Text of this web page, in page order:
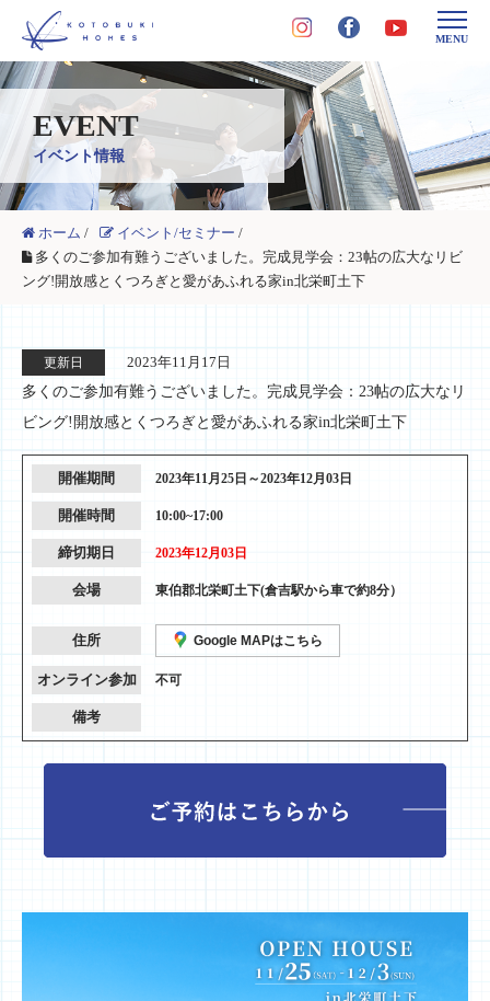
MENU
EVENT
イベント情報
ホーム / イベント/セミナー /
多くのご参加有難うございました。完成見学会：23帖の広大なリビ
ング!開放感とくつろぎと愛があふれる家in北栄町土下
更新日
2023年11月17日
多くのご参加有難うございました。完成見学会：23帖の広大なリ
ビング!開放感とくつろぎと愛があふれる家in北栄町土下
開催期間 2023年11月25日～2023年12月03日
開催時間 10:00~17:00
締切期日 2023年12月03日
会場 東伯郡北栄町土下(倉吉駅から車で約8分）
住所 Google MAPはこちら
オンライン参加 不可
備考